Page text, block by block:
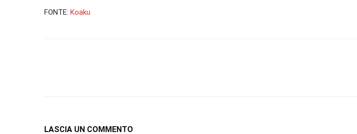
FONTE: Koaku
LASCIA UN COMMENTO